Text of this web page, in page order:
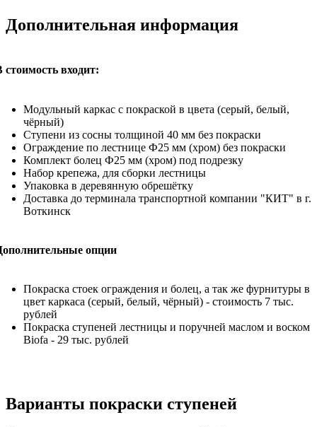
Дополнительная информация
стоимость входит:
Модульный каркас с покраской в цвета (серый, белый,
чёрный)
Ступени из сосны толщиной 40 мм без покраски
Ограждение по лестнице Ф25 мм (хром) без покраски
Комплект болец Ф25 мм (хром) под подрезку
Набор крепежа, для сборки лестницы
Упаковка в деревянную обрешётку
Доставка до терминала транспортной компании "КИТ" в г.
Воткинск
опции
Покраска стоек ограждения и болец, а так же фурнитуры в
цвет каркаса (серый, белый, чёрный) - стоимость 7 тыс.
рублей
Покраска ступеней лестницы и поручней маслом и воском
Biofa - 29 тыс. рублей
Варианты покраски ступеней